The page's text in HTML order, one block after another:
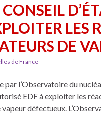
CONSEIL
LES
DE
de France
par l’Observatoire du
EDF à exploiter les
défectueux.